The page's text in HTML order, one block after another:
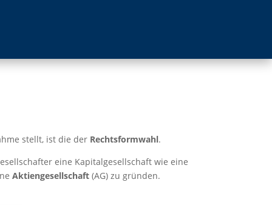
stellt, ist die der Rechtsformwahl.
eine Kapitalgesellschaft wie eine
Aktiengesellschaft (AG) zu gründen.